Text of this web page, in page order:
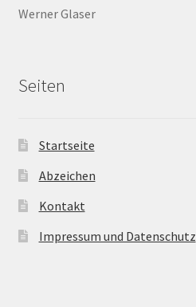
Werner Glaser
Seiten
Startseite
Abzeichen
Kontakt
Impressum und Datenschutz